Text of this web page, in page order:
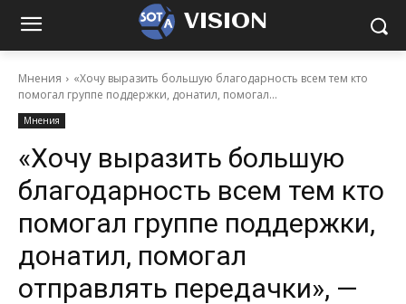
VISION
Мнения
«Хочу выразить большую благодарность всем тем кто
помогал группе поддержки, донатил, помогал...
Мнения
«Хочу выразить большую
благодарность всем тем кто
помогал группе поддержки,
донатил, помогал
отправлять передачки», —